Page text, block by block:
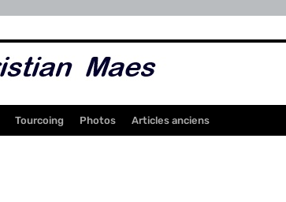
Tourcoing Photos Articles anciens